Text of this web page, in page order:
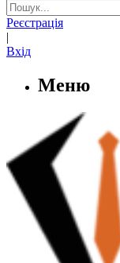
Реєстрація
|
Вхід
Меню